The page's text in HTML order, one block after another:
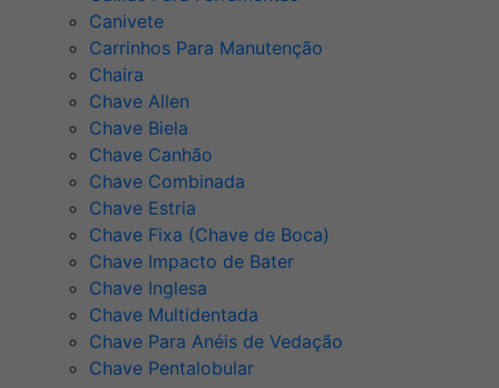
Canivete
Carrinhos Para Manutenção
Chaira
Chave Allen
Chave Biela
Chave Canhão
Chave Combinada
Chave Estria
Chave Fixa (Chave de Boca)
Chave Impacto de Bater
Chave Inglesa
Chave Multidentada
Chave Para Anéis de Vedação
Chave Pentalobular